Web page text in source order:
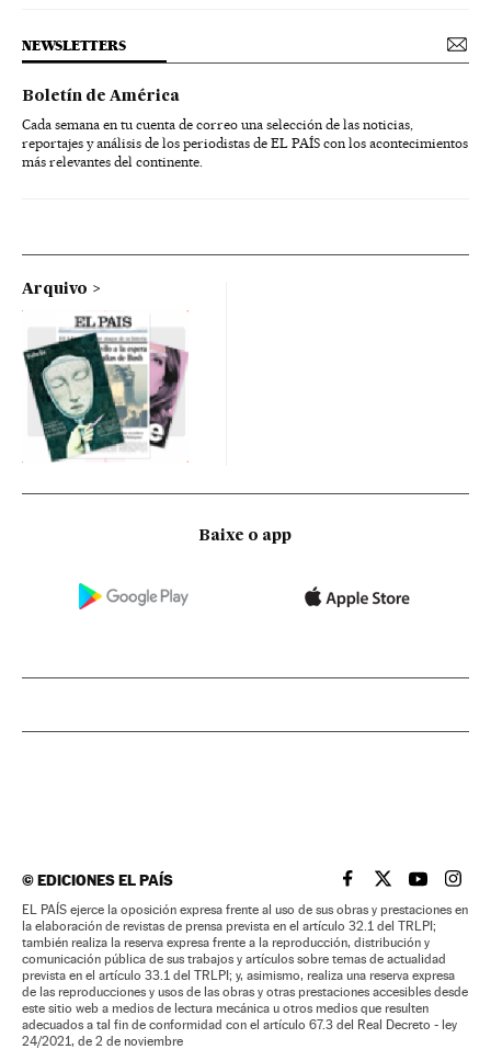
NEWSLETTERS
Boletín de América
Cada semana en tu cuenta de correo una selección de las noticias,
reportajes y análisis de los periodistas de EL PAÍS con los acontecimientos
más relevantes del continente.
Arquivo
Baixe o app
©EDICIONES EL PAÍS EL PAÍS BRASIL EN
EL PAÍSEL PAÍS
EL
EL PAÍS ejerce la oposición expresa frente al uso de sus obras y prestaciones en
la elaboración de revistas de prensa prevista en el artículo 32.1 del TRLPI;
también realiza la reserva expresa frente a la reproducción, distribución y
comunicación pública de sus trabajos y artículos sobre temas de actualidad
prevista en el artículo 33.1 del TRLPI; y, asimismo, realiza una reserva expresa
de las reproducciones y usos de las obras y otras prestaciones accesibles desde
este sitio web a medios de lectura mecánica u otros medios que resulten
adecuados a tal fin de conformidad con el artículo 67.3 del Real Decreto - ley
24/2021, de 2 de noviembre